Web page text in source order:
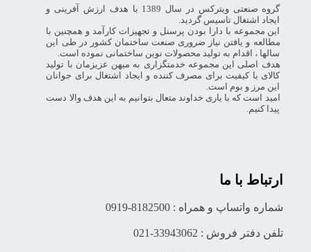
گروه صنعتی ویترکس در سال 1389 با هدف ارزش آفرینی و
ایجاد اشتغال تاسیس گردید.
این مجموعه با دارا بودن پرسنل و تجهیزات کارآمد و همچنین با
مطالعه و یافتن نیاز ضروری صنعت ساختمان کشور در طی این
سالها ، اقدام به تولید محصولات نوین ساختمانی نموده است.
هدف اصلی این مجموعه خدمتگزاری به میهن عزیزمان با تولید
کالای با کیفیت برای مصرف کننده و ایجاد اشتغال برای جوانان
این مرز و بوم است.
امید است که با یاری خداوند متعال بتوانیم به این هدف والا دست
پیدا کنیم.
ارتباط با ما
شماره واتساپ و همراه : 8182500-0919
تلفن دفتر فروش : 33943062-021